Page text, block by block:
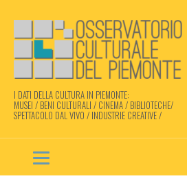
I DATI DELLA CULTURA IN PIEMONTE:
MUSEI / BENI CULTURALI / CINEMA / BIBLIOTECHE/
SPETTACOLO DAL VIVO / INDUSTRIE CREATIVE /